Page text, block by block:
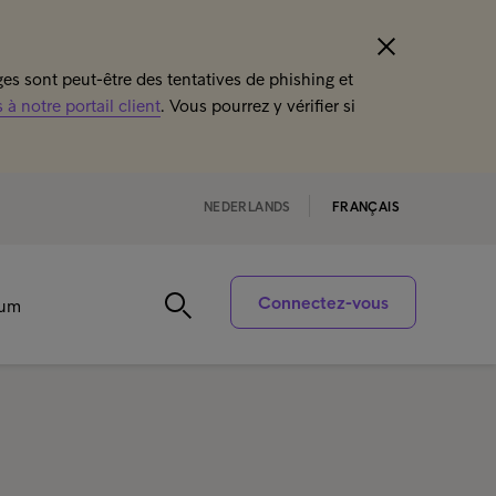
sont peut-être des tentatives de phishing et
à notre portail client. Vous pourrez y vérifier si
NEDERLANDS FRANÇAIS
Connectez-vous